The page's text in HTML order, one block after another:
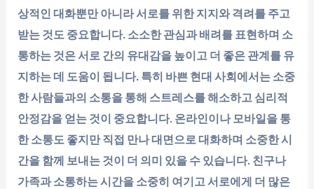
상적인 대화뿐만 아니라 서로를 위한 지지와 격려를 주고
받는 것도 중요합니다. 소소한 관심과 배려를 표현하며 소
통하는 것은 서로 간의 유대감을 높이고 더 좋은 관계를 유
지하는 데 도움이 됩니다. 특히 바쁜 현대 사회에서는 소중
한 사람들과의 소통을 통해 스트레스를 해소하고 심리적
안정감을 얻는 것이 중요합니다. 온라인이나 모바일을 통
한 소통도 좋지만 직접 만나 대면으로 대화하며 소중한 시
간을 함께 보내는 것이 더 의미 있을 수 있습니다. 친구나
가족과 소통하는 시간을 소중히 여기고 서로에게 더 많은